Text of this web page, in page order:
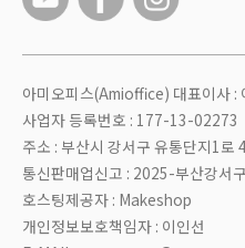
아미오피스(Amioffice) 대표이사 :
사업자 등록번호 : 177-13-02273
주소 : 부산시 강서구 유통단지1로
통신판매업신고 : 2025-부산강서
호스팅제공자 : Makeshop
개인정보보호책임자 : 이인선